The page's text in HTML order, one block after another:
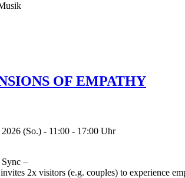
und
OF EMPATHY
(So.) - 11:00 - 17:00 Uhr
–
2x visitors (e.g. couples) to experience